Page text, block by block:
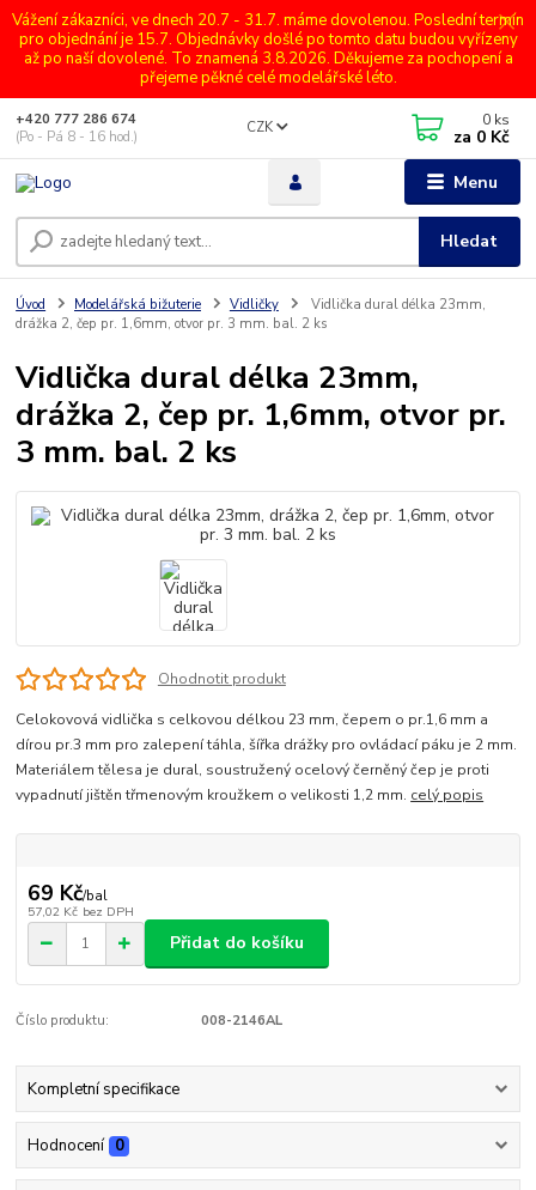
Vážení zákazníci, ve dnech 20.7 - 31.7. máme dovolenou. Poslední termín
pro objednání je 15.7. Objednávky došlé po tomto datu budou vyřízeny
až po naší dovolené. To znamená 3.8.2026. Děkujeme za pochopení a
přejeme pěkné celé modelářské léto.
Menu
CZK
Hledat
+420 777 286 674
(Po - Pá 8 - 16 hod.)
0 ks
za 0 Kč
Úvod Modelářská bižuterie Vidličky
Vidlička dural délka 23mm,
drážka 2, čep pr. 1,6mm, otvor pr. 3 mm. bal. 2 ks
Vidlička dural délka 23mm,
drážka 2, čep pr. 1,6mm, otvor pr.
3 mm. bal. 2 ks
Ohodnotit produkt
Celokovová vidlička s celkovou délkou 23 mm, čepem o pr.1,6 mm a
dírou pr.3 mm pro zalepení táhla, šířka drážky pro ovládací páku je 2 mm.
Materiálem tělesa je dural, soustružený ocelový černěný čep je proti
vypadnutí jištěn třmenovým kroužkem o velikosti 1,2 mm. celý popis
69 Kč/bal
57,02 Kč bez DPH
Přidat do košíku
Číslo produktu: 008-2146AL
Kompletní specifikace
Hodnocení 0